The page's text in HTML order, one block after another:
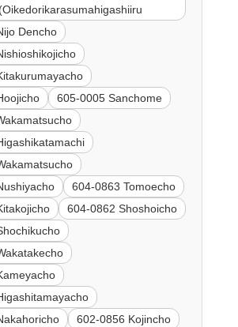
Dencho
605-0005 Sanchome
604-0863 Tomoecho
604-0862 Shoshoicho
602-0856 Kojincho